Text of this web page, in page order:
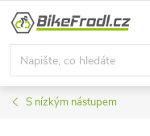
Přejít
obsah
S nízkým nástupem